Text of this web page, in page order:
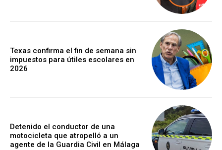
Texas confirma el fin de semana sin
impuestos para útiles escolares en
2026
Detenido el conductor de una
motocicleta que atropelló a un
agente de la Guardia Civil en Málaga